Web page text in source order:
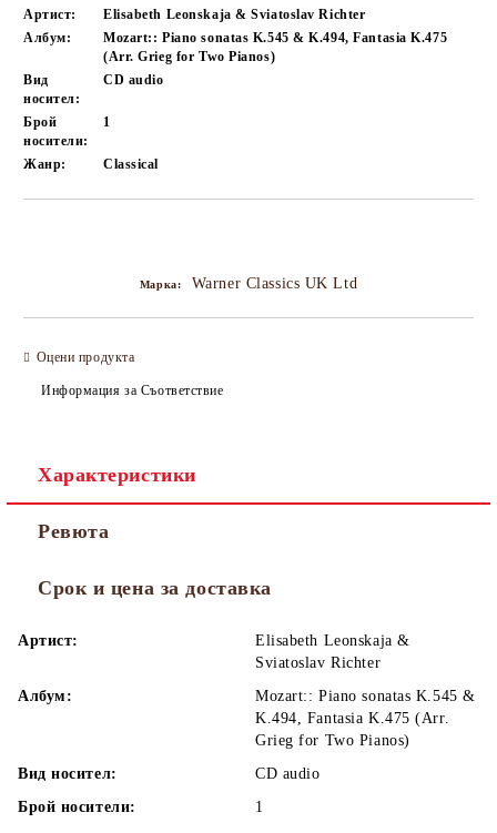
Артист:
Elisabeth Leonskaja & Sviatoslav Richter
Албум:
Mozart:: Piano sonatas K.545 & K.494, Fantasia K.475
(Arr. Grieg for Two Pianos)
Вид
носител:
CD audio
Брой
носители:
1
Жанр: Classical
Марка: Warner Classics UK Ltd
Оцени продукта
Информация за Съответствие
Характеристики
Ревюта
Срок и цена за доставка
Артист:
Elisabeth Leonskaja &
Sviatoslav Richter
Албум:
Mozart:: Piano sonatas K.545 &
K.494, Fantasia K.475 (Arr.
Grieg for Two Pianos)
Вид носител:
CD audio
Брой носители:
1